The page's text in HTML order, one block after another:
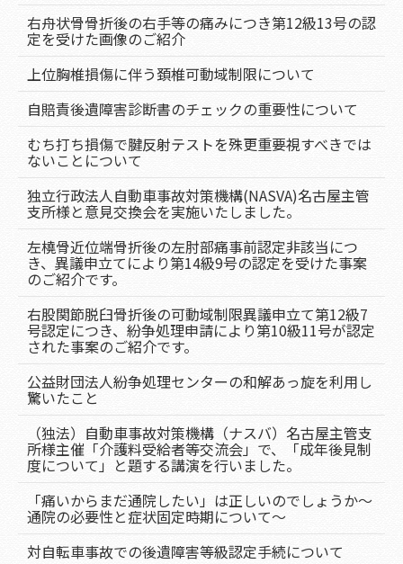
右舟状骨骨折後の右手等の痛みにつき第12級13号の認
定を受けた画像のご紹介
上位胸椎損傷に伴う頚椎可動域制限について
自賠責後遺障害診断書のチェックの重要性について
むち打ち損傷で腱反射テストを殊更重要視すべきでは
ないことについて
独立行政法人自動車事故対策機構(NASVA)名古屋主管
支所様と意見交換会を実施いたしました。
左橈骨近位端骨折後の左肘部痛事前認定非該当につ
き、異議申立てにより第14級9号の認定を受けた事案
のご紹介です。
右股関節脱臼骨折後の可動域制限異議申立て第12級7
号認定につき、紛争処理申請により第10級11号が認定
された事案のご紹介です。
公益財団法人紛争処理センターの和解あっ旋を利用し
驚いたこと
（独法）自動車事故対策機構（ナスバ）名古屋主管支
所様主催「介護料受給者等交流会」で、「成年後見制
度について」と題する講演を行いました。
「痛いからまだ通院したい」は正しいのでしょうか～
通院の必要性と症状固定時期について～
対自転車事故での後遺障害等級認定手続について